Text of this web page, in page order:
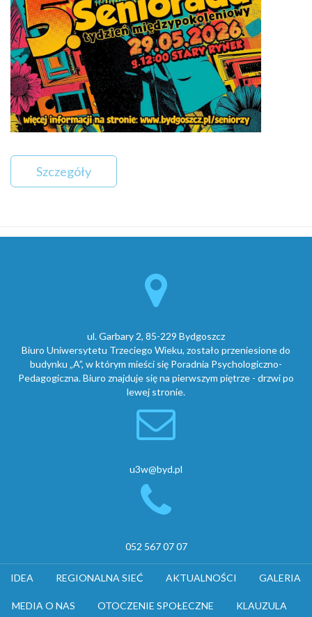
Szczegóły
ul. Garbary 2, 85-229 Bydgoszcz
Biuro Uniwersytetu Trzeciego Wieku, zostało przeniesione do
budynku „A”, w którym mieści się Poradnia Psychologiczno-
Pedagogiczna. Biuro znajduje się na pierwszym piętrze - drzwi po
lewej stronie.
u3w@byd.pl
052 567 07 07
IDEA REGIONALNA SIEĆ AKTUALNOŚCI GALERIA
MEDIA O NAS OTOCZENIE SPOŁECZNE KLAUZULA